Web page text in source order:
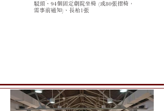
駁頭、94個固定劇院坐椅 (或80張摺椅，
需事前通知)、長枱1張